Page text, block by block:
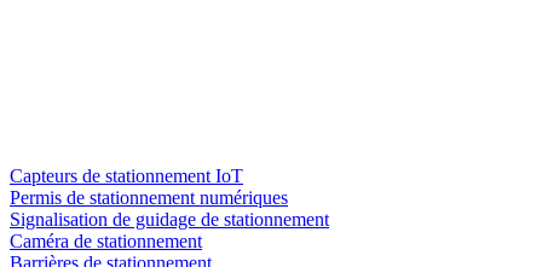
Capteurs de stationnement IoT
Permis de stationnement numériques
Signalisation de guidage de stationnement
Caméra de stationnement